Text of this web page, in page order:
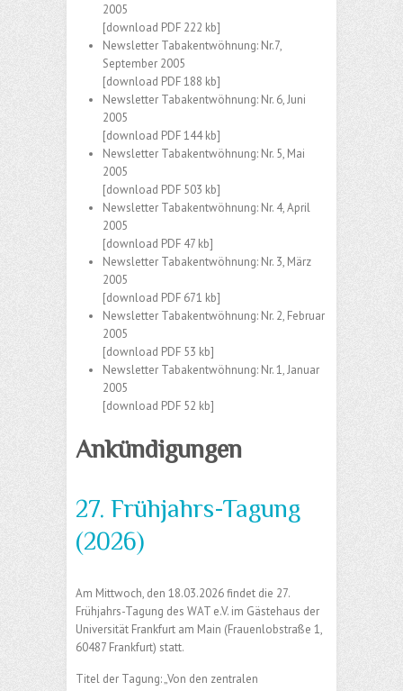
2005
[download PDF 222 kb]
Newsletter Tabakentwöhnung: Nr.7,
September 2005
[download PDF 188 kb]
Newsletter Tabakentwöhnung: Nr. 6, Juni
2005
[download PDF 144 kb]
Newsletter Tabakentwöhnung: Nr. 5, Mai
2005
[download PDF 503 kb]
Newsletter Tabakentwöhnung: Nr. 4, April
2005
[download PDF 47 kb]
Newsletter Tabakentwöhnung: Nr. 3, März
2005
[download PDF 671 kb]
Newsletter Tabakentwöhnung: Nr. 2, Februar
2005
[download PDF 53 kb]
Newsletter Tabakentwöhnung: Nr. 1, Januar
2005
[download PDF 52 kb]
Ankündigungen
27. Frühjahrs-Tagung
(2026)
Am Mittwoch, den 18.03.2026 findet die 27.
Frühjahrs-Tagung des WAT e.V. im Gästehaus der
Universität Frankfurt am Main (Frauenlobstraße 1,
60487 Frankfurt) statt.
Titel der Tagung: „Von den zentralen